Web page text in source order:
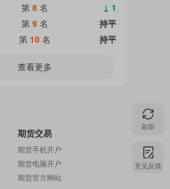
第 8 名
↓ 1
第 9 名
持平
第 10 名 持平
查看更多
刷新
意见反馈
期货交易
期货手机开户
期货电脑开户
期货官方网站